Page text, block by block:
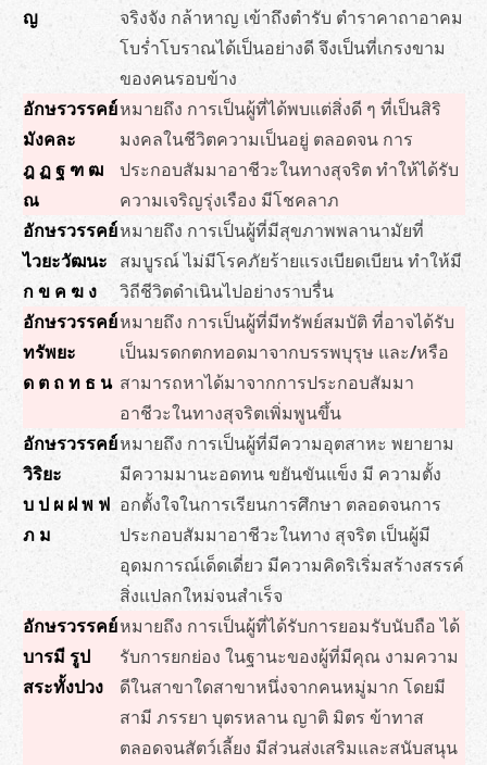
ญ
จริงจัง กล้าหาญ เข้าถึงตำรับ ตำราคาถาอาคม
โบร่ำโบราณได้เป็นอย่างดี จึงเป็นที่เกรงขาม
ของคนรอบข้าง
อักษรวรรคย์
มังคละ
ฎ ฏ ฐ ฑ ฒ
ณ
หมายถึง การเป็นผู้ที่ได้พบแต่สิ่งดี ๆ ที่เป็นสิริ
มงคลในชีวิตความเป็นอยู่ ตลอดจน การ
ประกอบสัมมาอาชีวะในทางสุจริต ทำให้ได้รับ
ความเจริญรุ่งเรือง มีโชคลาภ
อักษรวรรคย์
ไวยะวัฒนะ
ก ข ค ฆ ง
หมายถึง การเป็นผู้ที่มีสุขภาพพลานามัยที่
สมบูรณ์ ไม่มีโรคภัยร้ายแรงเบียดเบียน ทำให้มี
วิถีชีวิตดำเนินไปอย่างราบรื่น
อักษรวรรคย์
ทรัพยะ
ด ต ถ ท ธ น
หมายถึง การเป็นผู้ที่มีทรัพย์สมบัติ ที่อาจได้รับ
เป็นมรดกตกทอดมาจากบรรพบุรุษ และ/หรือ
สามารถหาได้มาจากการประกอบสัมมา
อาชีวะในทางสุจริตเพิ่มพูนขึ้น
อักษรวรรคย์
วิริยะ
บ ป ผ ฝ พ ฟ
ภ ม
หมายถึง การเป็นผู้ที่มีความอุตสาหะ พยายาม
มีความมานะอดทน ขยันขันแข็ง มี ความตั้ง
อกตั้งใจในการเรียนการศึกษา ตลอดจนการ
ประกอบสัมมาอาชีวะในทาง สุจริต เป็นผู้มี
อุดมการณ์เด็ดเดี่ยว มีความคิดริเริ่มสร้างสรรค์
สิ่งแปลกใหม่จนสำเร็จ
อักษรวรรคย์
บารมี รูป
สระทั้งปวง
หมายถึง การเป็นผู้ที่ได้รับการยอมรับนับถือ ได้
รับการยกย่อง ในฐานะของผู้ที่มีคุณ งามความ
ดีในสาขาใดสาขาหนึ่งจากคนหมู่มาก โดยมี
สามี ภรรยา บุตรหลาน ญาติ มิตร ข้าทาส
ตลอดจนสัตว์เลี้ยง มีส่วนส่งเสริมและสนับสนุน